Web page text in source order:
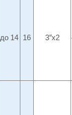
до 14 16 3″x2